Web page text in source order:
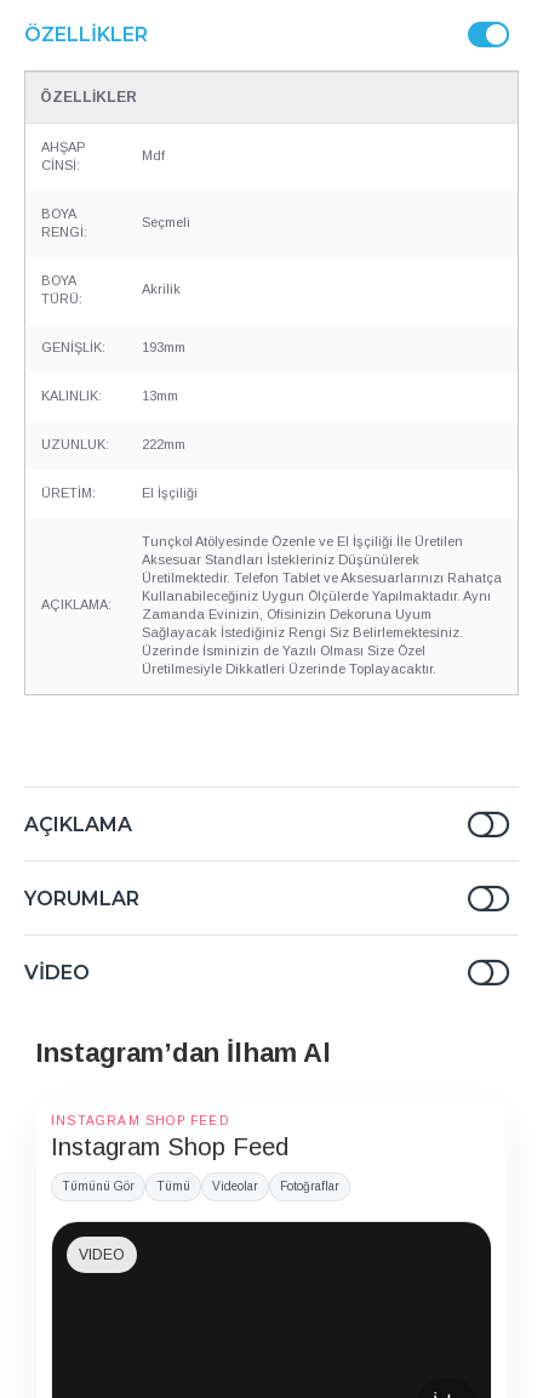
ÖZELLIKLER
ÖZELLİKLER
AHŞAP
CİNSİ:
Mdf
BOYA
RENGİ:
Seçmeli
BOYA
TÜRÜ:
Akrilik
GENİŞLİK: 193mm
KALINLIK: 13mm
UZUNLUK: 222mm
ÜRETİM: El İşçiliği
AÇIKLAMA:
Tunçkol Atölyesinde Özenle ve El İşçiliği İle Üretilen
Aksesuar Standları İstekleriniz Düşünülerek
Üretilmektedir. Telefon Tablet ve Aksesuarlarınızı Rahatça
Kullanabileceğiniz Uygun Ölçülerde Yapılmaktadır. Aynı
Zamanda Evinizin, Ofisinizin Dekoruna Uyum
Sağlayacak İstediğiniz Rengi Siz Belirlemektesiniz.
Üzerinde İsminizin de Yazılı Olması Size Özel
Üretilmesiyle Dikkatleri Üzerinde Toplayacaktır.
AÇIKLAMA
YORUMLAR
VIDEO
Instagram’dan İlham Al
INSTAGRAM SHOP FEED
Instagram Shop Feed
Tümünü Gör Tümü Videolar Fotoğraflar
VIDEO